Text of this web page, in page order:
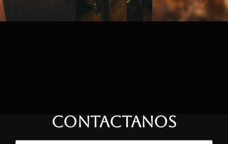
CONTACTANOS